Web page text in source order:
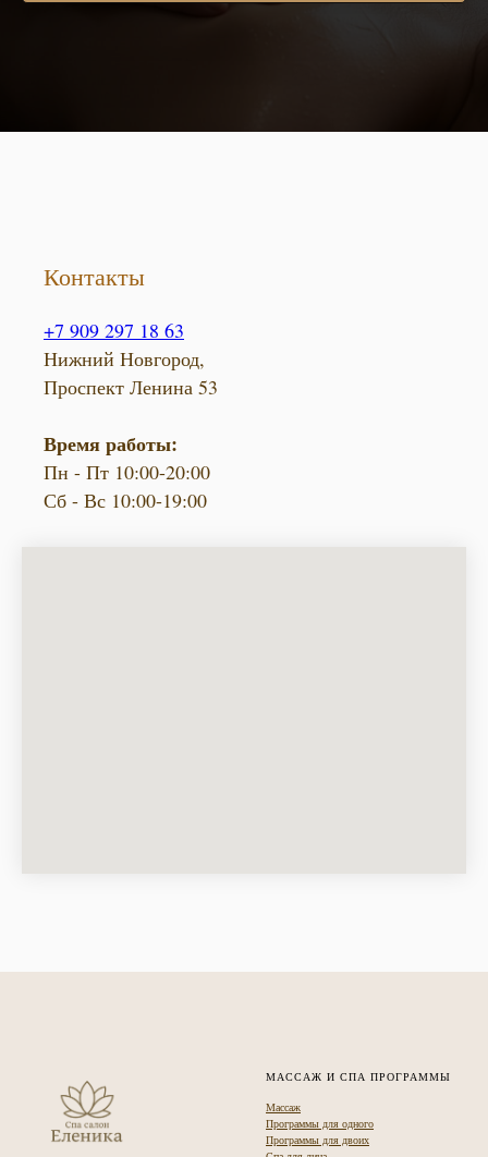
Контакты
+7 909 297 18 63
Нижний Новгород,
Проспект Ленина 53
Время работы:
Пн - Пт 10:00-20:00
Сб - Вс 10:00-19:00
МАССАЖ И СПА ПРОГРАММЫ
Массаж
Программы для одного
Программы для двоих